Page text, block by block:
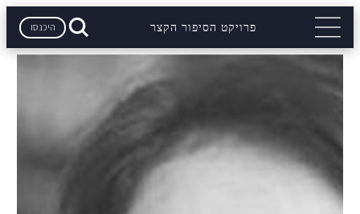
פרויקט הסיפור הקצר היכנסו